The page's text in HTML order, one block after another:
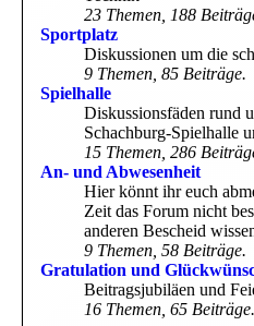
23 Themen, 188
Sportplatz
Diskussionen um die
9 Themen, 85 Beiträge.
Spielhalle
Diskussionsfäden rund
Schachburg-Spielhalle
15 Themen, 286
An- und Abwesenheit
Hier könnt ihr euch
Zeit das Forum nicht
anderen Bescheid
9 Themen, 58 Beiträge.
Gratulation und
Beitragsjubiläen und
16 Themen, 65 Beiträge.